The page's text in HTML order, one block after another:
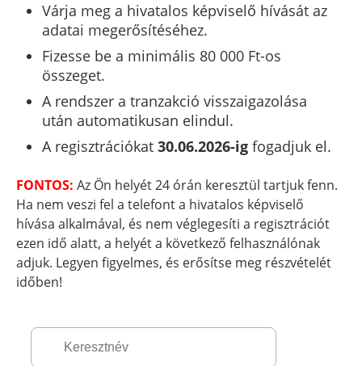
Várja meg a hivatalos képviselő hívását az
adatai megerősítéséhez.
Fizesse be a minimális 80 000 Ft-os
összeget.
A rendszer a tranzakció visszaigazolása
után automatikusan elindul.
A regisztrációkat30.06.2026-igfogadjuk el.
FONTOS: Az Ön helyét 24 órán keresztül tartjuk fenn.
Ha nem veszi fel a telefont a hivatalos képviselő
hívása alkalmával, és nem véglegesíti a regisztrációt
ezen idő alatt, a helyét a következő felhasználónak
adjuk. Legyen figyelmes, és erősítse meg részvételét
időben!